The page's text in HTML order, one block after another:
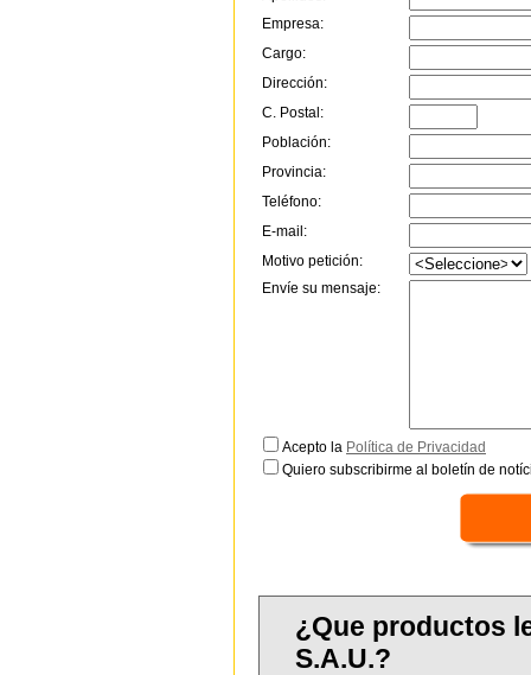
Empresa:
Cargo:
Dirección:
C. Postal:
Población:
Provincia:
Teléfono:
E-mail:
Motivo petición:
Envíe su mensaje:
Acepto la Política de Privacidad
Quiero subscribirme al boletín de
¿Que productos
S.A.U.?